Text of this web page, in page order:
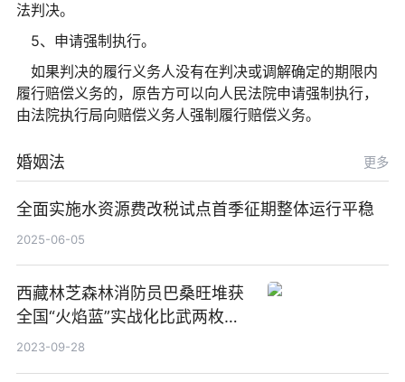
法判决。
5、申请强制执行。
如果判决的履行义务人没有在判决或调解确定的期限内
履行赔偿义务的，原告方可以向人民法院申请强制执行，
由法院执行局向赔偿义务人强制履行赔偿义务。
婚姻法 更多
全面实施水资源费改税试点首季征期整体运行平稳
2025-06-05
西藏林芝森林消防员巴桑旺堆获
全国“火焰蓝”实战化比武两枚金
牌_天天百事通
2023-09-28